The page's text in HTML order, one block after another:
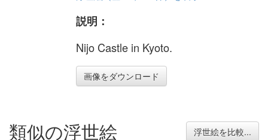
説明：
Nijo Castle in Kyoto.
画像をダウンロード
類似の浮世絵 浮世絵を比較...